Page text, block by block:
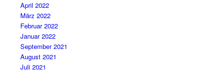
April 2022
März 2022
Februar 2022
Januar 2022
September 2021
August 2021
Juli 2021